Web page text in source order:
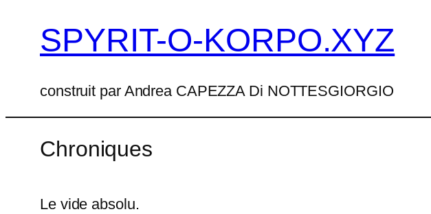
SPYRIT-O-KORPO.XYZ
construit par Andrea CAPEZZA Di NOTTESGIORGIO
Chroniques
Le vide absolu.